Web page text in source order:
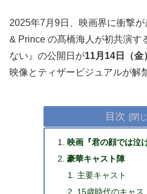
2025年7月9日、映画界に衝撃
& Prince の髙橋海人が初共演す
ない』の公開日が11月14日（金
映像とティザービジュアルが解
目次
映画『君の顔では泣
豪華キャスト陣
主要キャスト
15歳時代のキャス